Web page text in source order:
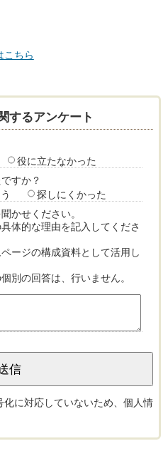
こちら
するアンケート
役に立たなかった
すか？
探しにくかった
かせください。
体的な理由を記入してくださ
ージの構成資料として活用し
別の回答は、行いません。
に対応していないため、個人情